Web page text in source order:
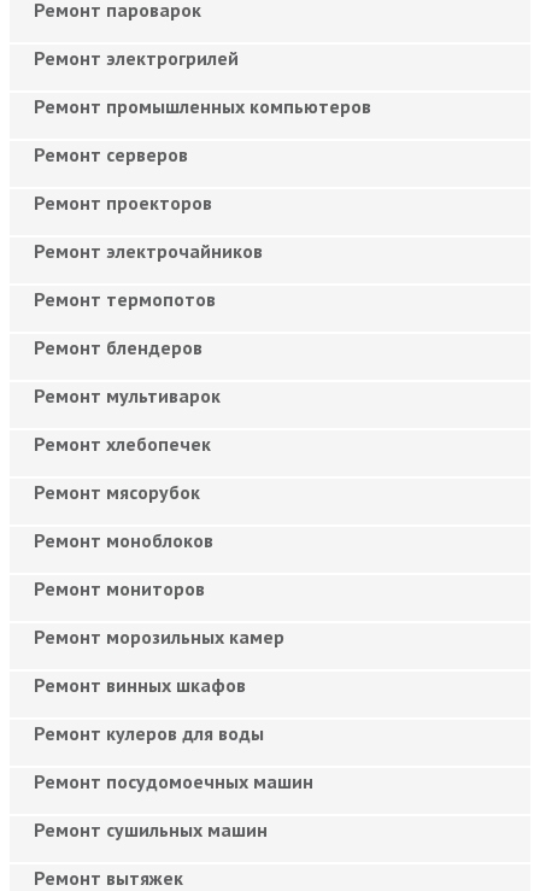
Ремонт пароварок
Ремонт электрогрилей
Ремонт промышленных компьютеров
Ремонт серверов
Ремонт проекторов
Ремонт электрочайников
Ремонт термопотов
Ремонт блендеров
Ремонт мультиварок
Ремонт хлебопечек
Ремонт мясорубок
Ремонт моноблоков
Ремонт мониторов
Ремонт морозильных камер
Ремонт винных шкафов
Ремонт кулеров для воды
Ремонт посудомоечных машин
Ремонт сушильных машин
Ремонт вытяжек